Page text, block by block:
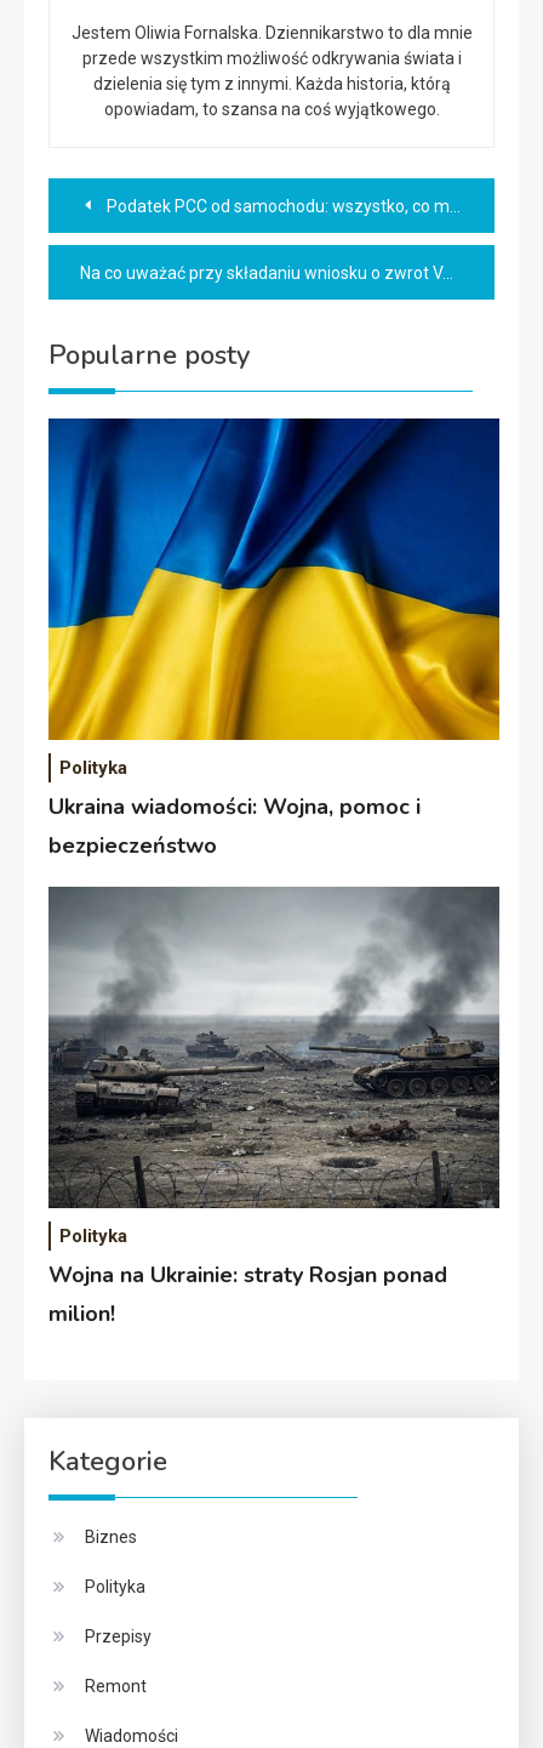
Jestem Oliwia Fornalska. Dziennikarstwo to dla mnie
przede wszystkim możliwość odkrywania świata i
dzielenia się tym z innymi. Każda historia, którą
opowiadam, to szansa na coś wyjątkowego.
Nawigacja
wpisu
Podatek PCC od samochodu: wszystko, co musisz wiedzieć w 2025
Na co uważać przy składaniu wniosku o zwrot VAT z zagranicy?
Popularne posty
Polityka
Ukraina wiadomości: Wojna, pomoc i
bezpieczeństwo
Polityka
Wojna na Ukrainie: straty Rosjan ponad
milion!
Kategorie
Biznes
Polityka
Przepisy
Remont
Wiadomości